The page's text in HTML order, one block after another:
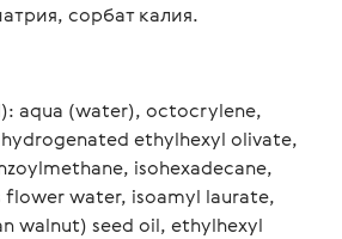
сорбат калия.
aqua (water), octocrylene,
ethylhexyl olivate,
isohexadecane,
water, isoamyl laurate,
walnut) seed oil, ethylhexyl